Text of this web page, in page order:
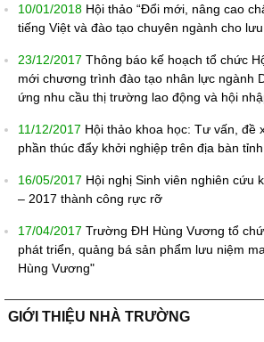
10/01/2018 Hội thảo “Đổi mới, nâng cao
tiếng Việt và đào tạo chuyên ngành cho
23/12/2017 Thông báo kế hoạch tổ chức
mới chương trình đào tạo nhân lực ngành
ứng nhu cầu thị trường lao động và hội
11/12/2017 Hội thảo khoa học: Tư vấn, đề
phần thúc đẩy khởi nghiệp trên địa bàn
16/05/2017 Hội nghị Sinh viên nghiên cứu
– 2017 thành công rực rỡ
17/04/2017 Trường ĐH Hùng Vương tổ
phát triển, quảng bá sản phẩm lưu niệm
Hùng Vương"
GIỚI THIỆU NHÀ TRƯỜNG